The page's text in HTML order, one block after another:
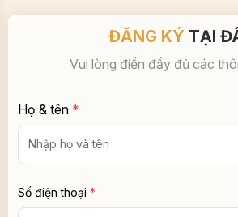
ĐĂNG KÝ TẠI
Vui lòng điền đầy đủ các
Họ & tên *
Số điện thoại *